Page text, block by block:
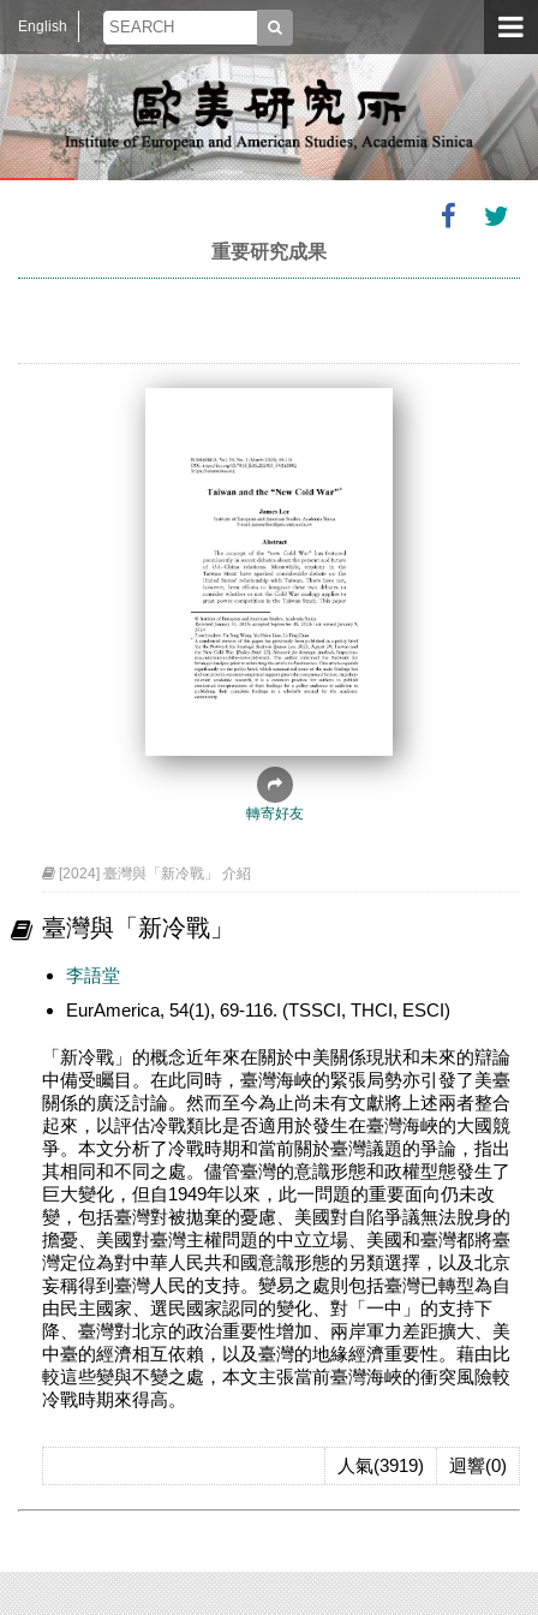
English
重要研究成果
轉寄好友
[2024] 臺灣與「新冷戰」 介紹
臺灣與「新冷戰」
李語堂
EurAmerica, 54(1), 69-116. (TSSCI, THCI, ESCI)
「新冷戰」的概念近年來在關於中美關係現狀和未來的辯論
中備受矚目。在此同時，臺灣海峽的緊張局勢亦引發了美臺
關係的廣泛討論。然而至今為止尚未有文獻將上述兩者整合
起來，以評估冷戰類比是否適用於發生在臺灣海峽的大國競
爭。本文分析了冷戰時期和當前關於臺灣議題的爭論，指出
其相同和不同之處。儘管臺灣的意識形態和政權型態發生了
巨大變化，但自1949年以來，此一問題的重要面向仍未改
變，包括臺灣對被拋棄的憂慮、美國對自陷爭議無法脫身的
擔憂、美國對臺灣主權問題的中立立場、美國和臺灣都將臺
灣定位為對中華人民共和國意識形態的另類選擇，以及北京
妄稱得到臺灣人民的支持。變易之處則包括臺灣已轉型為自
由民主國家、選民國家認同的變化、對「一中」的支持下
降、臺灣對北京的政治重要性增加、兩岸軍力差距擴大、美
中臺的經濟相互依賴，以及臺灣的地緣經濟重要性。藉由比
較這些變與不變之處，本文主張當前臺灣海峽的衝突風險較
冷戰時期來得高。
迴響(0)
人氣(3919)